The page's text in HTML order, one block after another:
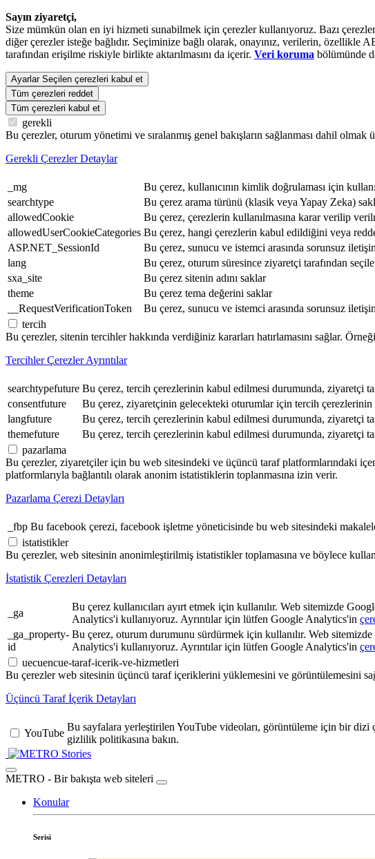
Sayın ziyaretçi,
Size mümkün olan en iyi hizmeti sunabilmek için çerezler kullanıyoruz. Bazı
diğer çerezler isteğe bağlıdır. Seçiminize bağlı olarak, onayınız, verilerin,
tarafından erişilme riskiyle birlikte aktarılmasını da içerir. Veri koruma bölümünde
Ayarlar Seçilen çerezleri kabul et
Tüm çerezleri reddet
Tüm çerezleri kabul et
gerekli
Bu çerezler, oturum yönetimi ve sıralanmış genel bakışların sağlanması dahil
Gerekli Çerezler Detaylar
_mg Bu çerez, kullanıcının kimlik doğrulaması için
searchtype
Bu çerez arama türünü (klasik veya Yapay Zeka)
allowedCookie
Bu çerez, çerezlerin kullanılmasına karar verilip
allowedUserCookieCategories Bu çerez, hangi çerezlerin kabul edildiğini veya
ASP.NET_SessionId
Bu çerez, sunucu ve istemci arasında sorunsuz
lang
Bu çerez, oturum süresince ziyaretçi tarafından
sxa_site
Bu çerez sitenin adını saklar
theme
Bu çerez tema değerini saklar
__RequestVerificationToken
Bu çerez, sunucu ve istemci arasında sorunsuz
tercih
Bu çerezler, sitenin tercihler hakkında verdiğiniz kararları hatırlamasını sağlar.
Tercihler Çerezler Ayrıntılar
searchtypefuture Bu çerez, tercih çerezlerinin kabul edilmesi durumunda, ziyaretçi
consentfuture
Bu çerez, ziyaretçinin gelecekteki oturumlar için tercih
langfuture
Bu çerez, tercih çerezlerinin kabul edilmesi durumunda, ziyaretçi
themefuture
Bu çerez, tercih çerezlerinin kabul edilmesi durumunda, ziyaretçi
pazarlama
Bu çerezler, ziyaretçiler için bu web sitesindeki ve üçüncü taraf platformlarındaki
platformlarıyla bağlantılı olarak anonim istatistiklerin toplanmasına izin verir.
Pazarlama Çerezi Detayları
_fbp Bu facebook çerezi, facebook işletme yöneticisinde bu web sitesindeki
istatistikler
Bu çerezler, web sitesinin anonimleştirilmiş istatistikler toplamasına ve böylece
İstatistik Çerezleri Detayları
_ga
Bu çerez kullanıcıları ayırt etmek için kullanılır. Web sitemizde
Analytics'i kullanıyoruz. Ayrıntılar için lütfen Google Analytics'in
_ga_property-
id
Bu çerez, oturum durumunu sürdürmek için kullanılır. Web
Analytics'i kullanıyoruz. Ayrıntılar için lütfen Google Analytics'in
uecuencue-taraf-icerik-ve-hizmetleri
Bu çerezler web sitesinin üçüncü taraf içeriklerini yüklemesini ve görüntülemesini
Üçüncü Taraf İçerik Detayları
YouTube
Bu sayfalara yerleştirilen YouTube videoları, görüntüleme için bir dizi
gizlilik politikasına bakın.
Stories
METRO - Bir bakışta web siteleri
Konular
Serisi